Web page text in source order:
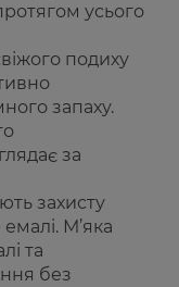
усього
подиху
запаху.
за
захисту
М’яка
та
без